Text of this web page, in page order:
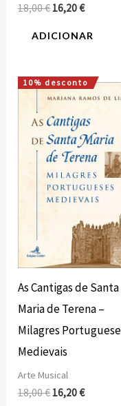
18,00€ 16,20€
ADICIONAR
10% desconto
As Cantigas de Santa
Maria de Terena –
Milagres
Medievais
Arte Musical
18,00€
O
preço
original
era:
18,00 €.
16,20€
O
preço
é:
16,20 €.